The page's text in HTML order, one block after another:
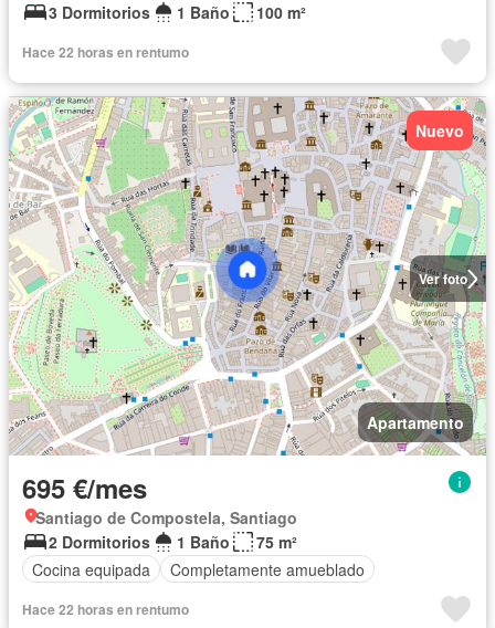
3 Dormitorios
1 Baño 100 m²
Hace 22 horas en rentumo
Ver foto
Nuevo
Apartamento
695 €/mes
Santiago de Compostela, Santiago
2 Dormitorios
1 Baño
75 m²
Cocina equipada
Completamente amueblado
Hace 22 horas en rentumo